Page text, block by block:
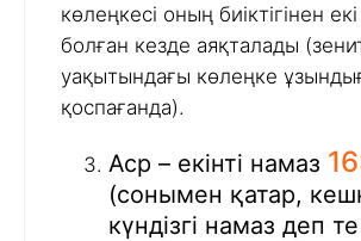
көлеңкесі оның биіктігінен
болған кезде аяқталады
уақытындағы көлеңке
қоспағанда).
Аср – екінті намаз
(сонымен қатар,
күндізгі намаз деп